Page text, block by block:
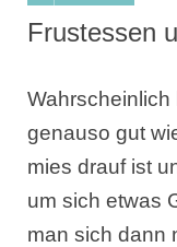
Frustessen
genauso gut
mies drauf ist
um sich etwas
man sich dann